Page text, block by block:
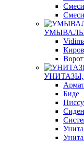
Киров
Биде